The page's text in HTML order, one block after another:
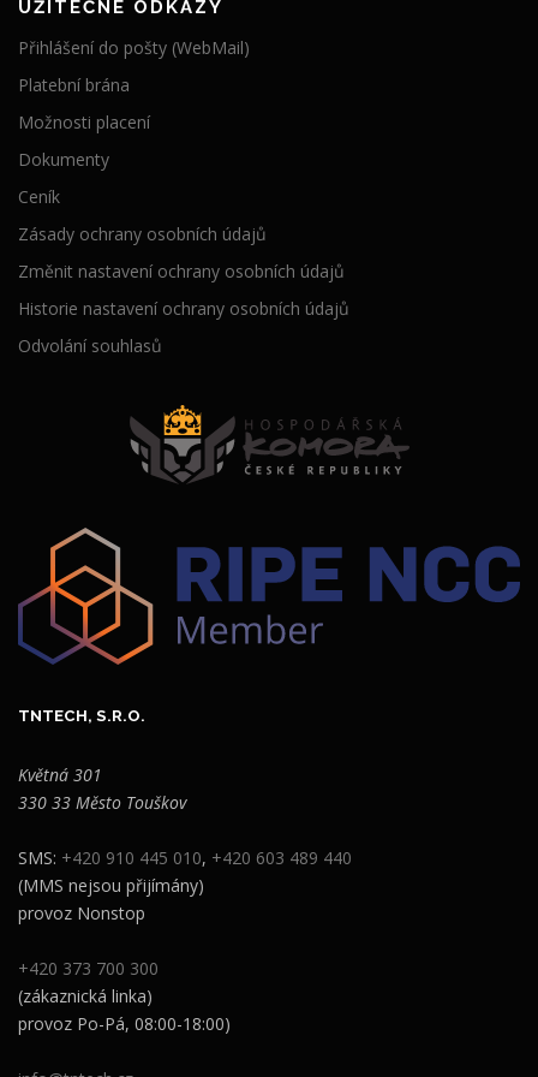
UŽITEČNÉ ODKAZY
Přihlášení do pošty (WebMail)
Platební brána
Možnosti placení
Dokumenty
Ceník
Zásady ochrany osobních údajů
Změnit nastavení ochrany osobních údajů
Historie nastavení ochrany osobních údajů
Odvolání souhlasů
TNTECH, S.R.O.
Květná 301
330 33 Město Touškov
SMS: +420 910 445 010, +420 603 489 440
(MMS nejsou přijímány)
provoz Nonstop
+420 373 700 300
(zákaznická linka)
provoz Po-Pá, 08:00-18:00)